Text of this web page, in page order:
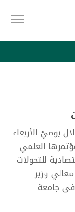
يوميْ الأربعاء
11 / سبتمبر / 2025م مؤتمرها العلمي
الاقتصادية للتحولات
وزير
في جامعة